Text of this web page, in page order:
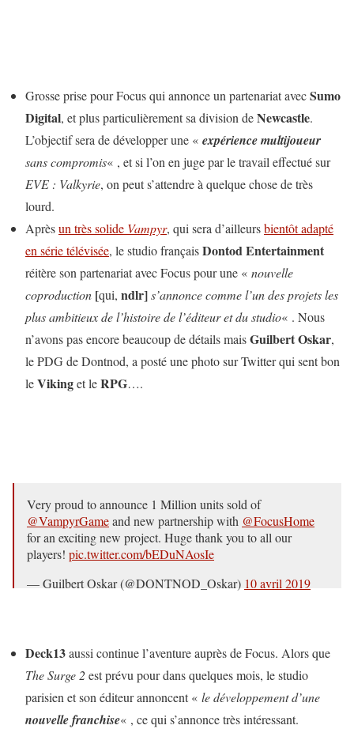
Grosse prise pour Focus qui annonce un partenariat avecSumo
Digital, et plus particulièrement sa division deNewcastle.
L’objectif sera de développer une « expérience multijoueur
sans compromis« , et si l’on en juge par le travail effectué sur
EVE : Valkyrie, on peut s’attendre à quelque chose de très
lourd.
Aprèsun très solide Vampyr, qui sera d’ailleursbientôt adapté
en série télévisée, le studio françaisDontod Entertainment
réitère son partenariat avec Focus pour une « nouvelle
coproduction [qui, ndlr]s’annonce comme l’un des projets les
plus ambitieux de l’histoire de l’éditeur et du studio« . Nous
n’avons pas encore beaucoup de détails maisGuilbert Oskar,
le PDG de Dontnod, a posté une photo sur Twitter qui sent bon
leVikinget leRPG….
Very proud to announce 1 Million units sold of
@VampyrGameand new partnership with @FocusHome
for an exciting new project. Huge thank you to all our
players! pic.twitter.com/bEDuNAosIe
— Guilbert Oskar (@DONTNOD_Oskar) 10 avril 2019
Deck13aussi continue l’aventure auprès de Focus. Alors que
The Surge 2est prévu pour dans quelques mois, le studio
parisien et son éditeur annoncent « le développement d’une
nouvelle franchise« , ce qui s’annonce très intéressant.